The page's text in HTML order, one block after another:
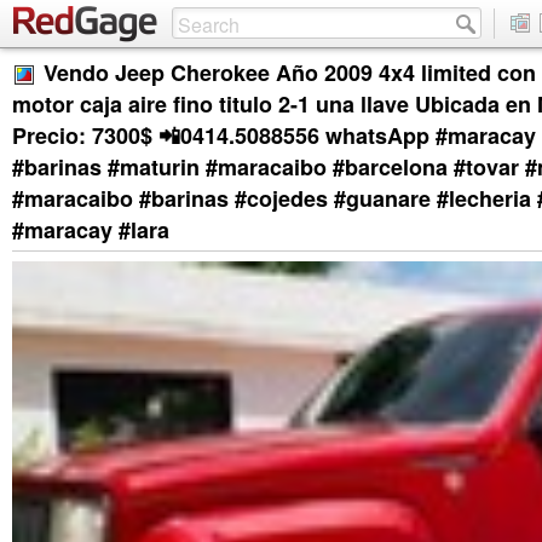
Vendo Jeep Cherokee Año 2009 4x4 limited con
motor caja aire fino titulo 2-1 una llave Ubicada en
Precio: 7300$ 📲0414.5088556 whatsApp
#barinas #maturin #maracaibo #barcelona #tovar
#maracaibo #barinas #cojedes #guanare #lecheria
#maracay #lara